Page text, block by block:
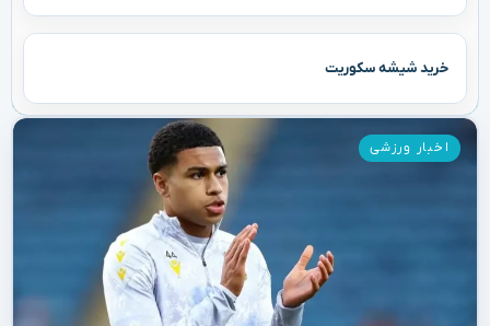
خرید شیشه سکوریت
اخبار ورزشی